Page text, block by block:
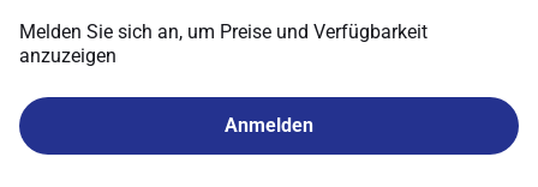
Melden Sie sich an, um Preise und Verfügbarkeit
anzuzeigen
Anmelden